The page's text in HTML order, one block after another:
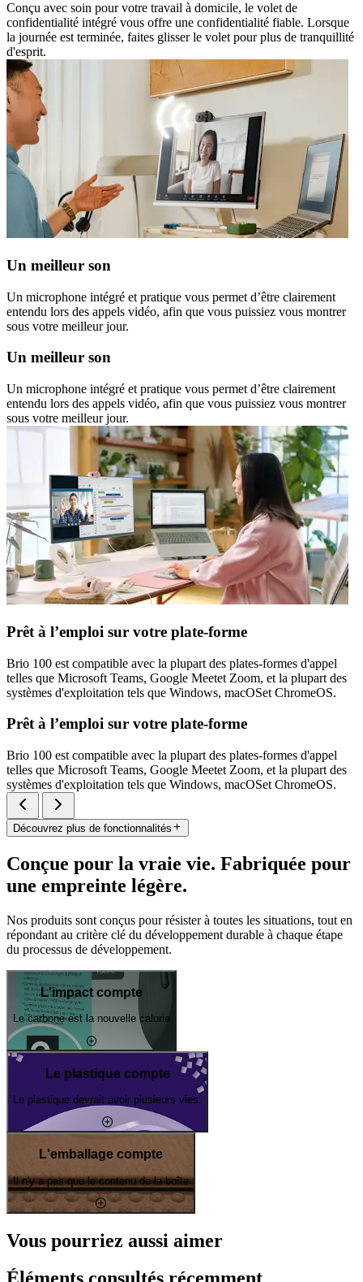
Conçu avec soin pour votre travail à domicile, le volet de
confidentialité intégré vous offre une confidentialité fiable. Lorsque
la journée est terminée, faites glisser le volet pour plus de tranquillité
d'esprit.
Un meilleur son
Un microphone intégré et pratique vous permet d’être clairement
entendu lors des appels vidéo, afin que vous puissiez vous montrer
sous votre meilleur jour.
Un meilleur son
Un microphone intégré et pratique vous permet d’être clairement
entendu lors des appels vidéo, afin que vous puissiez vous montrer
sous votre meilleur jour.
Prêt à l’emploi sur votre plate-forme
Brio 100 est compatible avec la plupart des plates-formes d'appel
telles que Microsoft Teams, Google Meetet Zoom, et la plupart des
systèmes d'exploitation tels que Windows, macOSet ChromeOS.
Prêt à l’emploi sur votre plate-forme
Brio 100 est compatible avec la plupart des plates-formes d'appel
telles que Microsoft Teams, Google Meetet Zoom, et la plupart des
systèmes d'exploitation tels que Windows, macOSet ChromeOS.
Découvrez plus de fonctionnalités
Conçue pour la vraie vie. Fabriquée pour
une empreinte légère.
Nos produits sont conçus pour résister à toutes les situations, tout en
répondant au critère clé du développement durable à chaque étape
du processus de développement.
L'impact compte
Le carbone est la nouvelle calorie
Le plastique compte
Le plastique devrait avoir plusieurs vies.
L'emballage compte
Il n'y a pas que le contenu de la boîte
Vous pourriez aussi aimer